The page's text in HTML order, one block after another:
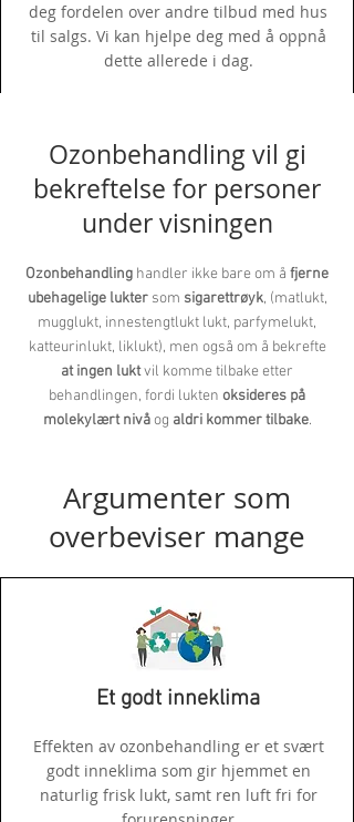
deg fordelen over andre tilbud med hus
til salgs. Vi kan hjelpe deg med å oppnå
dette allerede i dag.
Ozonbehandling vil gi
bekreftelse for personer
under visningen
Ozonbehandling handler ikke bare om å fjerne
ubehagelige lukter som sigarettrøyk, (matlukt,
mugglukt, innestengtlukt lukt, parfymelukt,
katteurinlukt, liklukt), men også om å bekrefte
at ingen luktvil komme tilbake etter
behandlingen, fordi lukten oksideres på
molekylært nivåog aldri kommer tilbake.
Argumenter som
overbeviser mange
Et godt inneklima
Effekten av ozonbehandling er et svært
godt inneklima som gir hjemmet en
naturlig frisk lukt, samt ren luft fri for